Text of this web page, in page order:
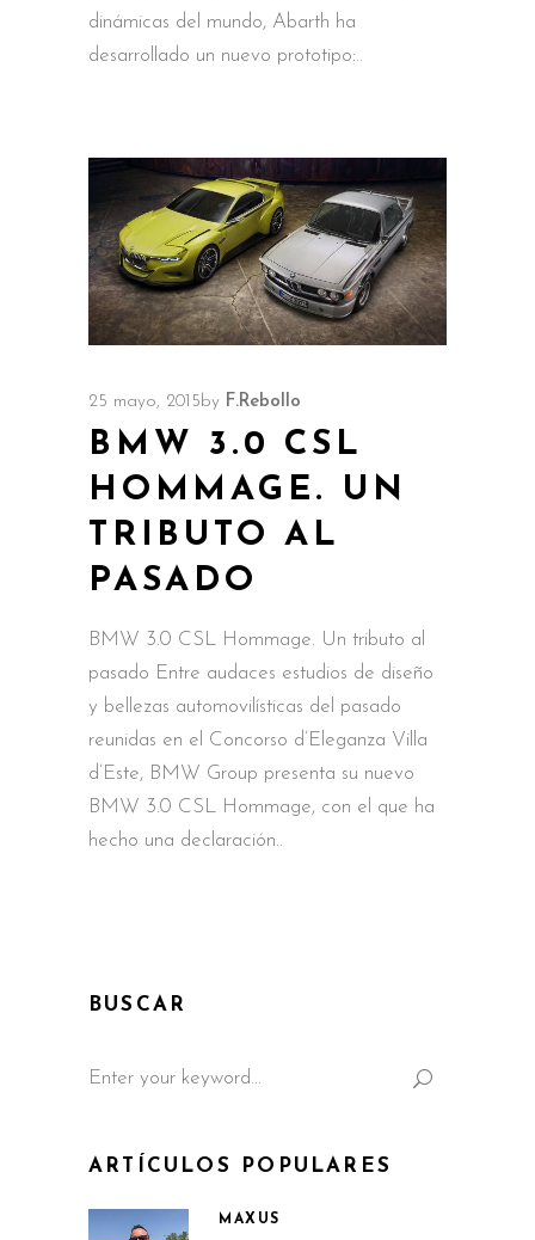
dinámicas del mundo, Abarth ha
desarrollado un nuevo prototipo:
25 mayo, 2015 by F.Rebollo
BMW 3.0 CSL
HOMMAGE. UN
TRIBUTO AL
PASADO
BMW 3.0 CSL Hommage. Un tributo al
pasado Entre audaces estudios de diseño
y bellezas automovilísticas del pasado
reunidas en el Concorso d’Eleganza Villa
d’Este, BMW Group presenta su nuevo
BMW 3.0 CSL Hommage, con el que ha
hecho una declaración
BUSCAR
for:
ARTÍCULOS POPULARES
MAXUS